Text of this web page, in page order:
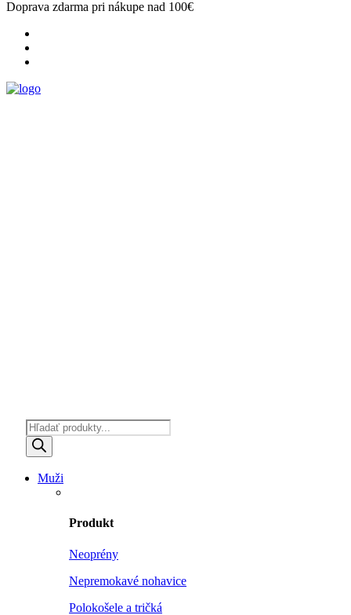
Doprava zdarma pri nákupe nad 100€
Products
search
Muži
Produkt
Neoprény
Nepremokavé nohavice
Polokošele a tričká